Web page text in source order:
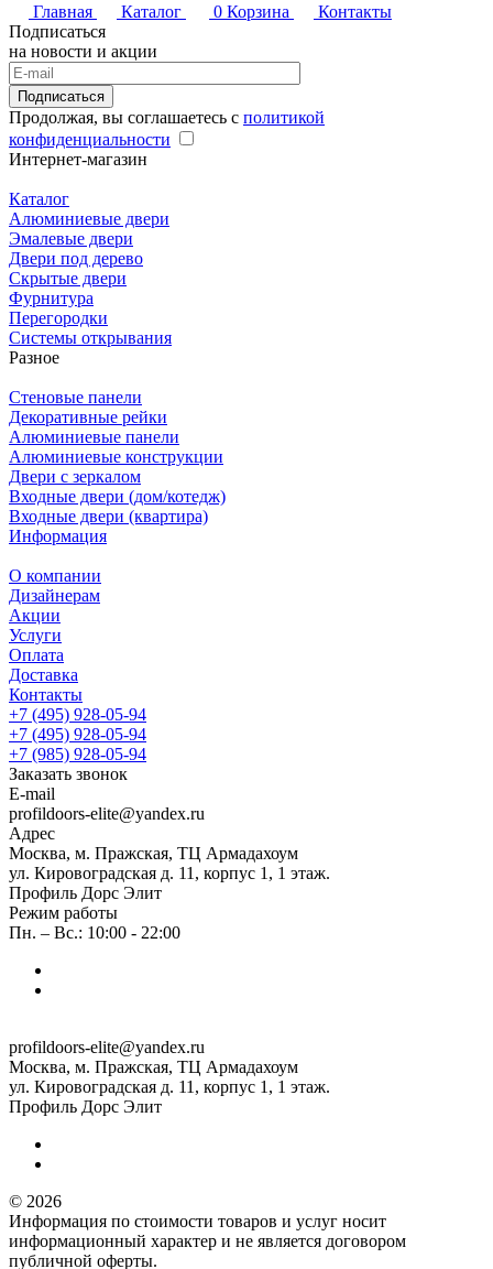
Главная
Каталог 0 Корзина
Контакты
Подписаться
на новости и акции
Подписаться
Продолжая, вы соглашаетесь с политикой
конфиденциальности
Интернет-магазин
Каталог
Алюминиевые двери
Эмалевые двери
Двери под дерево
Скрытые двери
Фурнитура
Перегородки
Системы открывания
Разное
Стеновые панели
Декоративные рейки
Алюминиевые панели
Алюминиевые конструкции
Двери с зеркалом
Входные двери (дом/котедж)
Входные двери (квартира)
Информация
О компании
Дизайнерам
Акции
Услуги
Оплата
Доставка
Контакты
+7 (495) 928-05-94
+7 (495) 928-05-94
+7 (985) 928-05-94
Заказать звонок
E-mail
profildoors-elite@yandex.ru
Адрес
Москва, м. Пражская, ТЦ Армадахоум
ул. Кировоградская д. 11, корпус 1, 1 этаж.
Профиль Дорс Элит
Режим работы
Пн. – Вс.: 10:00 - 22:00
profildoors-elite@yandex.ru
Москва, м. Пражская, ТЦ Армадахоум
ул. Кировоградская д. 11, корпус 1, 1 этаж.
Профиль Дорс Элит
© 2026
Информация по стоимости товаров и услуг носит
информационный характер и не является договором
публичной оферты.